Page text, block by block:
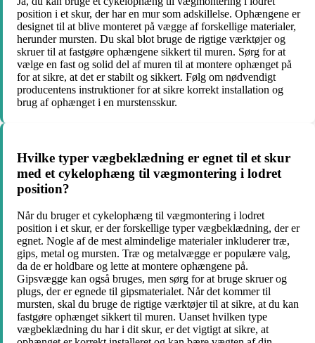
position i et skur, der har en mur som adskillelse. Ophængene er
designet til at blive monteret på vægge af forskellige materialer,
herunder mursten. Du skal blot bruge de rigtige værktøjer og
skruer til at fastgøre ophængene sikkert til muren. Sørg for at
vælge en fast og solid del af muren til at montere ophænget på
for at sikre, at det er stabilt og sikkert. Følg om nødvendigt
producentens instruktioner for at sikre korrekt installation og
brug af ophænget i en murstensskur.
Hvilke typer vægbeklædning er egnet til et skur
med et cykelophæng til vægmontering i lodret
position?
Når du bruger et cykelophæng til vægmontering i lodret
position i et skur, er der forskellige typer vægbeklædning, der er
egnet. Nogle af de mest almindelige materialer inkluderer træ,
gips, metal og mursten. Træ og metalvægge er populære valg,
da de er holdbare og lette at montere ophængene på.
Gipsvægge kan også bruges, men sørg for at bruge skruer og
plugs, der er egnede til gipsmaterialet. Når det kommer til
mursten, skal du bruge de rigtige værktøjer til at sikre, at du kan
fastgøre ophænget sikkert til muren. Uanset hvilken type
vægbeklædning du har i dit skur, er det vigtigt at sikre, at